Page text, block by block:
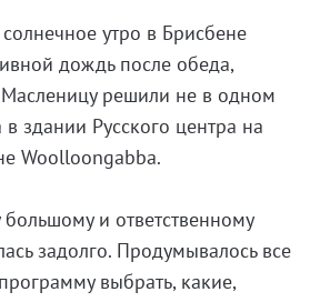
утро в Брисбене
дождь после обеда,
Масленицу решили не в одном
здании Русского центра на
Woolloongabba.
и ответственному
задолго. Продумывалось все
выбрать, какие,